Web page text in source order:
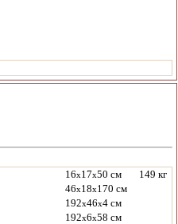
16x17x50 см
149 кг
46x18x170 см
192x46x4 см
192x6x58 см